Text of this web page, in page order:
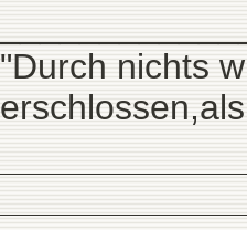
"Durch nichts